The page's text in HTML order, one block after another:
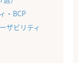
・BCP
ザビリティ